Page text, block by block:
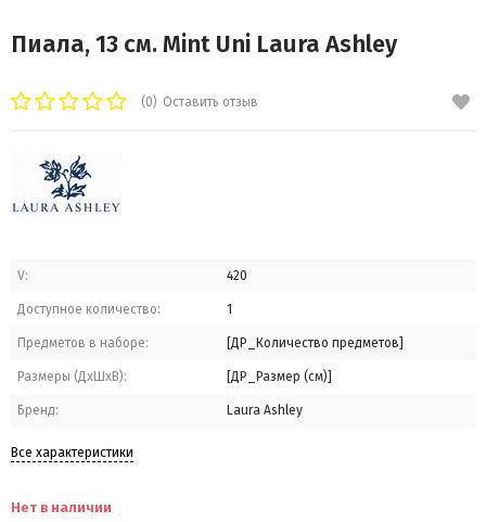
Пиала, 13 см. Mint Uni Laura Ashley
(0) Оставить отзыв
V: 420
Доступное количество: 1
Предметов в наборе: [ДР_Количество предметов]
Размеры (ДхШхВ): [ДР_Размер (см)]
Бренд: Laura Ashley
Все характеристики
Нет в наличии